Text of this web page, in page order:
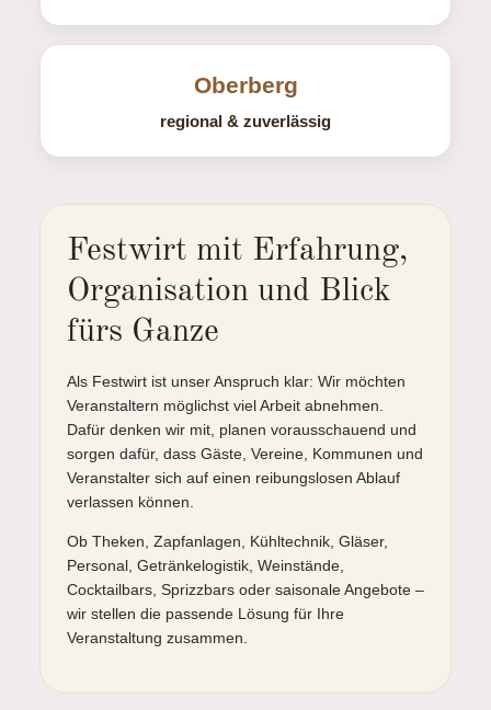
Oberberg
regional & zuverlässig
Festwirt mit Erfahrung,
Organisation und Blick
fürs Ganze
Als Festwirt ist unser Anspruch klar: Wir möchten
Veranstaltern möglichst viel Arbeit abnehmen.
Dafür denken wir mit, planen vorausschauend und
sorgen dafür, dass Gäste, Vereine, Kommunen und
Veranstalter sich auf einen reibungslosen Ablauf
verlassen können.
Ob Theken, Zapfanlagen, Kühltechnik, Gläser,
Personal, Getränkelogistik, Weinstände,
Cocktailbars, Sprizzbars oder saisonale Angebote –
wir stellen die passende Lösung für Ihre
Veranstaltung zusammen.